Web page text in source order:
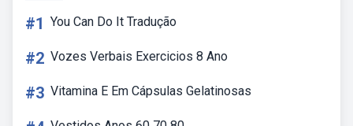
#1 You Can Do It Tradução
#2 Vozes Verbais Exercicios 8 Ano
#3 Vitamina E Em Cápsulas Gelatinosas